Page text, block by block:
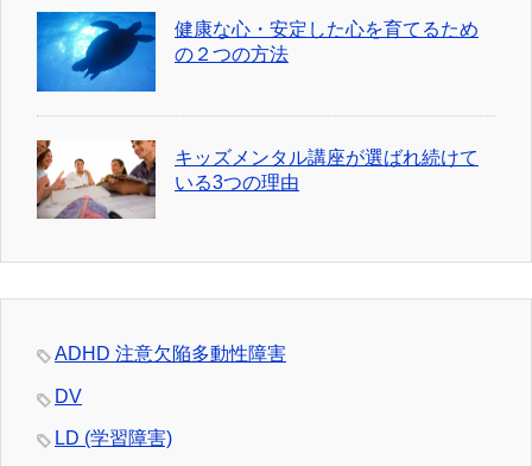
健康な心・安定した心を育てるため
の２つの方法
キッズメンタル講座が選ばれ続けて
いる3つの理由
ADHD 注意欠陥多動性障害
DV
LD (学習障害)